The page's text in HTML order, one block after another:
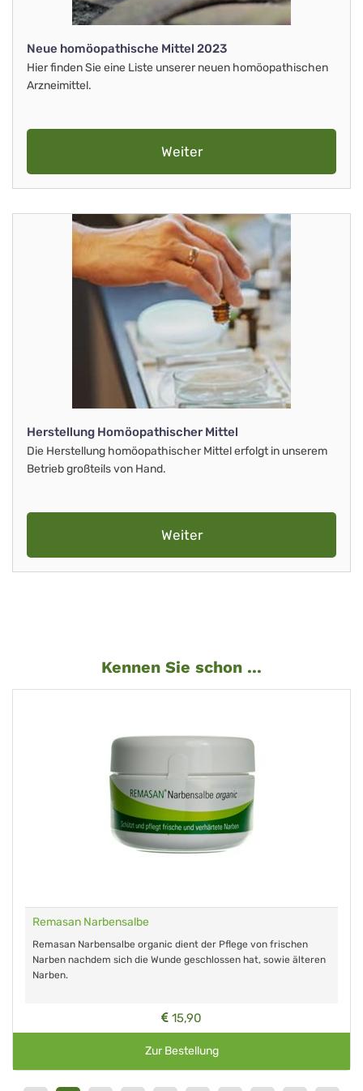
Neue homöopathische Mittel 2023
Hier finden Sie eine Liste unserer neuen homöopathischen
Arzneimittel.
Weiter
Herstellung Homöopathischer Mittel
Die Herstellung homöopathischer Mittel erfolgt in unserem
Betrieb großteils von Hand.
Weiter
Kennen Sie schon ...
Remasan Narbensalbe
Remasan Narbensalbe organic dient der Pflege von frischen
Narben nachdem sich die Wunde geschlossen hat, sowie älteren
Narben.
15,90
Zur Bestellung